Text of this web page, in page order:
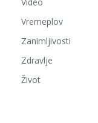
Vremeplov
Zanimljivosti
Zdravlje
Život